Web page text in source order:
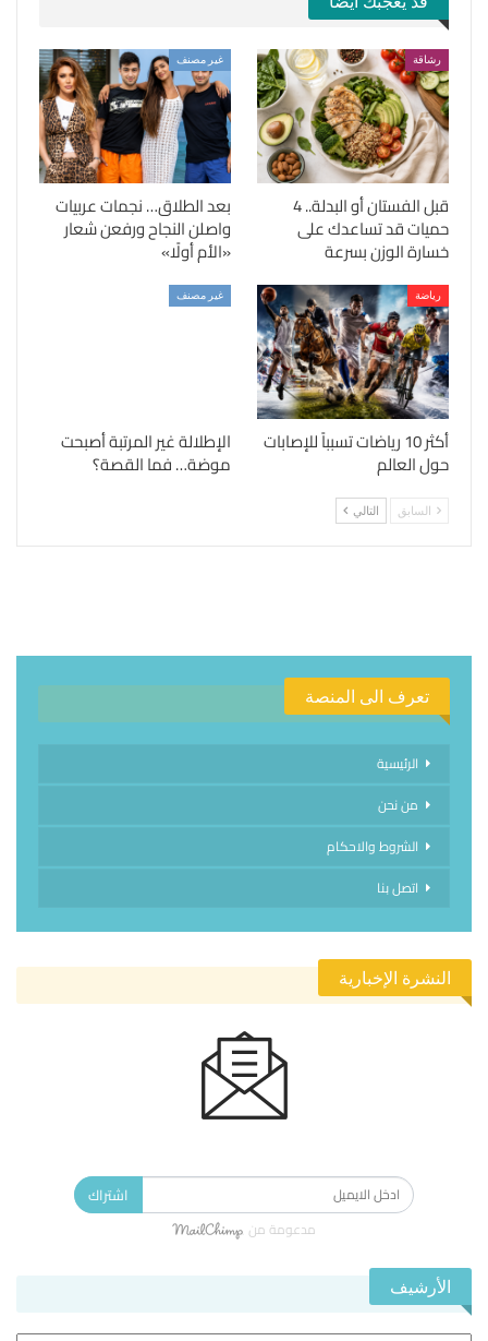
رشاقة
قبل الفستان أو البدلة.. 4
حميات قد تساعدك على
خسارة الوزن بسرعة
غير مصنف
بعد الطلاق… نجمات عربيات
واصلن النجاح ورفعن شعار
«الأم أولًا»
رياضة
أكثر 10 رياضات تسبباً للإصابات
حول العالم
غير مصنف
الإطلالة غير المرتبة أصبحت
موضة… فما القصة؟
السابق التالي
تعرف الى المنصة
الرئيسية
من نحن
الشروط والاحكام
اتصل بنا
النشرة الإخبارية
اشتراك
مدعومة من
الأرشيف